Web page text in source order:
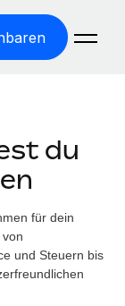
Einstellung
du
für dein
und Steuern bis